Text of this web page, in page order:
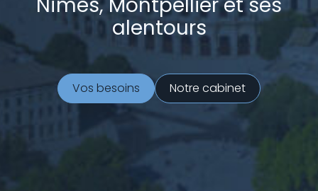
alentours
Vos besoins Notre cabinet